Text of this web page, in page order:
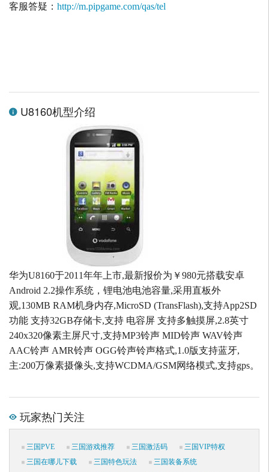
客服答疑： http://m.pipgame.com/qas/tel
U8160机型介绍
华为U8160于2011年年上市,最新报价为￥980元搭载安卓
Android 2.2操作系统，锂电池电池容量,采用直板外
观,130MB RAM机身内存,MicroSD (TransFlash),支持App2SD
功能 支持32GB存储卡,支持 电容屏 支持多触摸屏,2.8英寸
240x320像素主屏尺寸,支持MP3铃声 MID铃声 WAV铃声
AAC铃声 AMR铃声 OGG铃声铃声格式,1.0版支持蓝牙,
主:200万像素摄像头,支持WCDMA/GSM网络模式,支持gps。
玩家热门关注
三国PVE 三国游戏推荐 三国激活码
三国VIP特权
三国在哪儿下载
三国特色玩法
三国装备系统